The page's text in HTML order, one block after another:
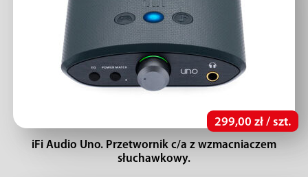
299,00 zł / szt.
iFi Audio Uno. Przetwornik c/a z wzmacniaczem
słuchawkowy.